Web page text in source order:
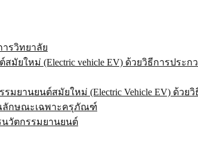
รวิทยาลัย
ใหม่ (Electric vehicle EV) ด้วยวิธีการประก
านยนต์สมัยใหม่ (Electric Vehicle EV) ด้วย
ณลักษณะเฉพาะครุภัณฑ์
นวัตกรรมยานยนต์